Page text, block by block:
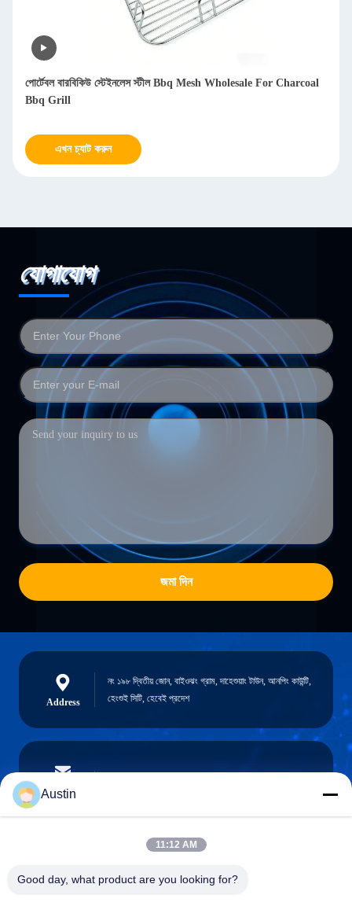
Charcoal প্রক্রিয়াজাত স্টেইনলেস স্টীল মেটাল BBQ গ্রিল র্যাক আউটডোর পিকনিক
এখন চ্যাট করুন
যোগাযোগ
জমা দিন
Address
নং ১৯৮ দ্বিতীয় জোন, বাইওঝং গ্রাম, দাহেশুয়াং টাউন, আনপিং কাউন্টি,
হেংশুই সিটি, হেবেই প্রদেশ
E-mail
Phone
Austin
11:12 AM
Good day, what product are you looking for?